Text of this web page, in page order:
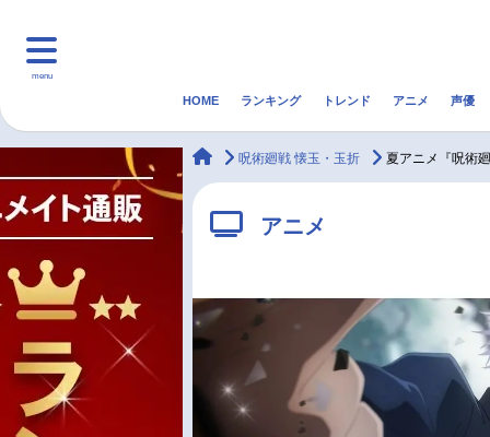
menu
マンガ・ラノベ ゲーム・アプリ
アニメ記事一覧
声優記事一覧
HOME ランキング トレンド アニメ 声優
animateTimes
呪術廻戦 懐玉・玉折 夏アニメ『呪術
アニメ